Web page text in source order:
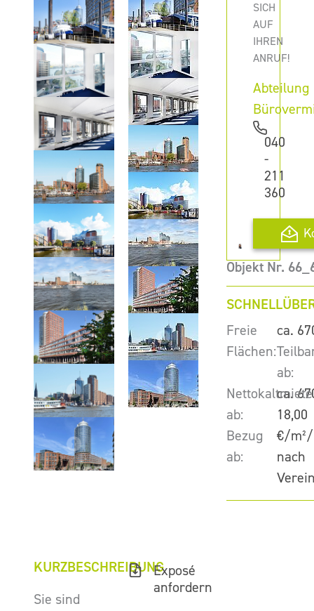
SICH
AUF
IHREN
ANRUF!
Abteilung
040
-
211
360
Objekt Nr.
Freie
Flächen:
ca.
ab:
ca.
Nettokaltmiete
ab:
18,00
€/
Bezug
ab:
nach
KURZBESCHREIBUNG
Sie sind
Exposé
anfordern